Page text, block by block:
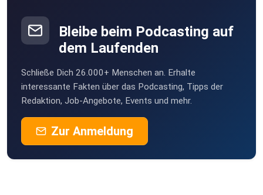
Bleibe beim Podcasting auf
dem Laufenden
Schließe Dich 26.000+ Menschen an. Erhalte
interessante Fakten über das Podcasting, Tipps der
Redaktion, Job-Angebote, Events und mehr.
Zur Anmeldung